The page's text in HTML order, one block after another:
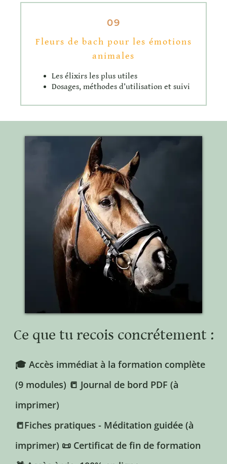
09
Fleurs de bach pour les émotions
animales
Les élixirs les plus utiles
Dosages, méthodes d’utilisation et suivi
Ce que tu recois concrétement :
🎓 Accès immédiat à la formation complète
(9 modules) 📒 Journal de bord PDF (à
imprimer)
📒Fiches pratiques - Méditation guidée (à
imprimer) 📜 Certificat de fin de formation